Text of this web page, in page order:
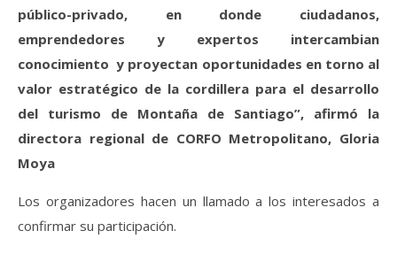
público-privado, en donde ciudadanos,
emprendedores y expertos intercambian
conocimiento y proyectan oportunidades en torno al
valor estratégico de la cordillera para el desarrollo
del turismo de Montaña de Santiago”, afirmó la
directora regional de CORFO Metropolitano, Gloria
Moya
Los organizadores hacen un llamado a los interesados a
confirmar su participación.